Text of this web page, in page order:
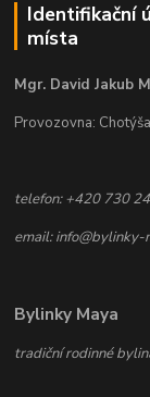
Identifikační
místa
Mgr. David Jakub
Provozovna:
telefon: +420 730
email: info@bylinky-
Bylinky Maya
tradiční rodinné